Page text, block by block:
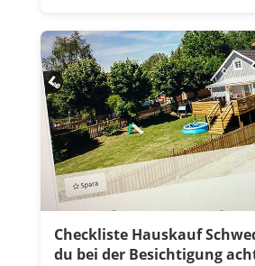
Checkliste Hauskauf
du bei der Besichtigung